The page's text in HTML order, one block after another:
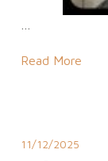
Read More
11/12/2025